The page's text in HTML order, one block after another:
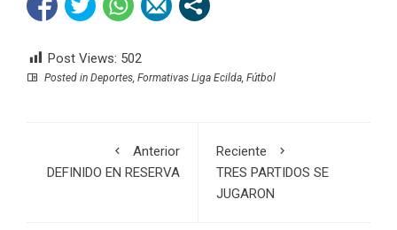
Post Views: 502
Posted in Deportes Formativas Liga Ecilda Fútbol
Anterior
DEFINIDO EN RESERVA
Reciente
TRES PARTIDOS SE
JUGARON